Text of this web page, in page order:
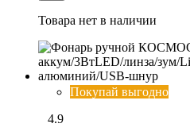
Товара нет в наличии
Покупай выгодно
4.9